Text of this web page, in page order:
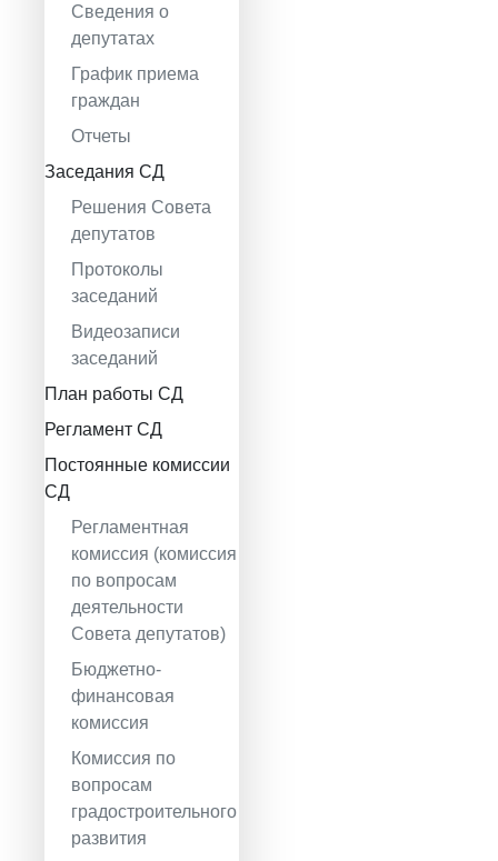
Сведения о
депутатах
График приема
граждан
Отчеты
Заседания СД
Решения Совета
депутатов
Протоколы
заседаний
Видеозаписи
заседаний
План работы СД
Регламент СД
Постоянные комиссии
СД
Регламентная
комиссия (комиссия
по вопросам
деятельности
Совета депутатов)
Бюджетно-
финансовая
комиссия
Комиссия по
вопросам
градостроительного
развития